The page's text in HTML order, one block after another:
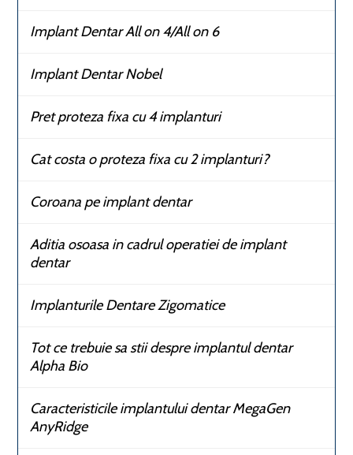
Implant Dentar All on 4/All on 6
Implant Dentar Nobel
Pret proteza fixa cu 4 implanturi
Cat costa o proteza fixa cu 2 implanturi?
Coroana pe implant dentar
Aditia osoasa in cadrul operatiei de implant
dentar
Implanturile Dentare Zigomatice
Tot ce trebuie sa stii despre implantul dentar
Alpha Bio
Caracteristicile implantului dentar MegaGen
AnyRidge